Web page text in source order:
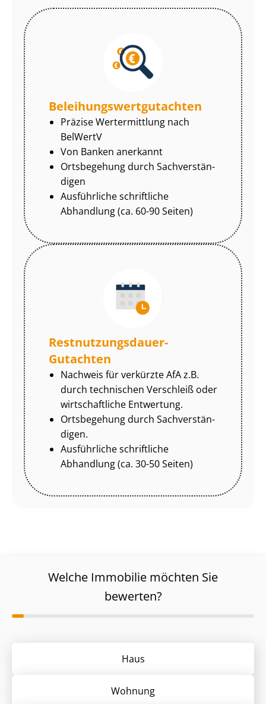
Be­lei­hungs­wert­gut­ach­ten
Präzise Wertermittlung nach
BelWertV
Von Banken anerkannt
Ortsbegehung durch Sach­ver­stän­
di­gen
Ausführliche schriftliche
Abhandlung (ca. 60-90 Seiten)
Rest­nut­zungs­dau­er-
Gutachten
Nachweis für verkürzte AfA z.B.
durch technischen Verschleiß oder
wirtschaftliche Entwertung.
Ortsbegehung durch Sach­ver­stän­
di­gen.
Ausführliche schriftliche
Abhandlung (ca. 30-50 Seiten)
Welche Immobilie möchten Sie
bewerten?
Haus
Wohnung